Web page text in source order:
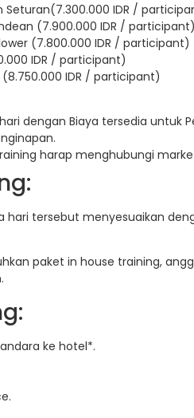
Seturan(7.300.000 IDR /
(7.900.000 IDR / participant)
(7.800.000 IDR / participant)
IDR / participant)
IDR / participant)
dengan Biaya tersedia untuk
harap menghubungi
hari tersebut menyesuaikan
paket in house training,
ke hotel*.